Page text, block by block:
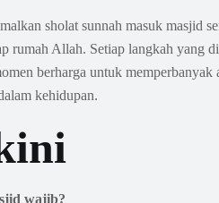
sholat sunnah masuk masjid
rumah Allah. Setiap langkah
berharga untuk
kehidupan.
wajib?